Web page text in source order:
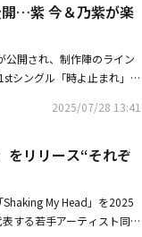
きない限定コンテンツも今
待ちしております■関連リ
川・ぴあアリーナMM公演
ングライター乃紫（noa）
高まった。「Topping」
ポップジャンルの曲。初め
様子を描いている。好きな
付かれるようにしたい気持
うかって 着る服次第でし
ちたいつもとは違う最高
リスナーに楽しみを与え
世代シンガーソングライタ
…紫 今＆乃紫が楽
公開され、制作陣のライン
シングル「時よ止まれ」の
Goyangi（Do the Danc
よ止まれ」は、「魔性の
Mulasaki Ima）が作詞を手
じ込めたようなディスコポ
どTikTokを中心にバズを生
と作詞を手掛けた。これ
2025/07/28 13:41
をリリース“それぞ
My Head」を2025
する若手アーティスト同